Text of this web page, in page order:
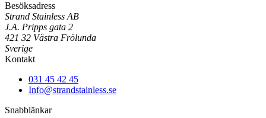
Besöksadress
Strand Stainless AB
J.A. Pripps gata 2
421 32 Västra Frölunda
Sverige
Kontakt
031 45 42 45
Info@strandstainless.se
Snabblänkar